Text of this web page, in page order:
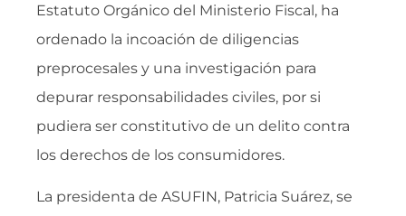
Estatuto Orgánico del Ministerio Fiscal, ha
ordenado la incoación de diligencias
preprocesales y una investigación para
depurar responsabilidades civiles, por si
pudiera ser constitutivo de un delito contra
los derechos de los consumidores.
La presidenta de ASUFIN, Patricia Suárez, se